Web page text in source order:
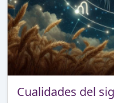
Cualidades del